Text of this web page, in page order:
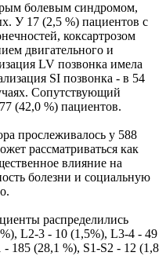
болевым синдромом,
У 17 (2,5 %) пациентов с
коксартрозом
двигательного и
LV позвонка имела
SI позвонка - в 54
Сопутствующий
(42,0 %) пациентов.
прослеживалось у 588
рассматриваться как
влияние на
болезни и социальную
распределились
L2-3 - 10 (1,5%), L3-4 - 49
185 (28,1 %), S1-S2 - 12 (1,8